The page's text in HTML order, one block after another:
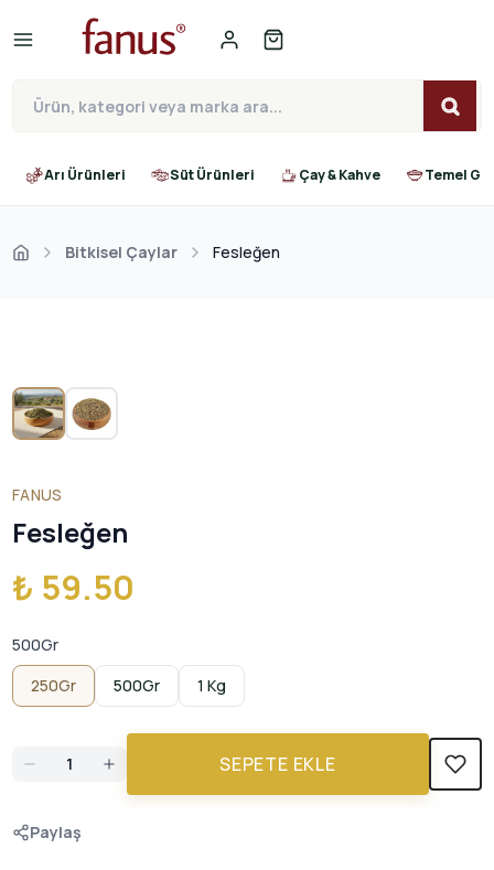
Arı Ürünleri Süt Ürünleri Çay & Kahve Temel
Bitkisel Çaylar Fesleğen
FANUS
Fesleğen
₺ 59.50
500Gr
250Gr
500Gr 1 Kg
SEPETE EKLE
Paylaş